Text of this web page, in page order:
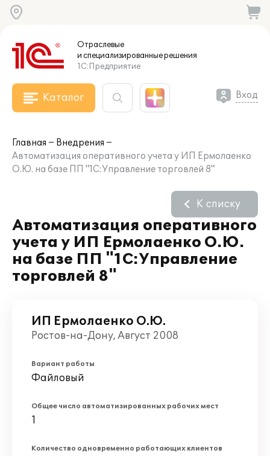
Отраслевые
и специализированныерешения
1С:Предприятие
Каталог Вход
Главная
Внедрения
Автоматизация оперативного учета у ИП Ермолаенко
О.Ю. на базе ПП "1С:Управление торговлей 8"
Автоматизация оперативного
учета у ИП Ермолаенко О.Ю.
на базе ПП "1С:Управление
торговлей 8"
К списку
ИП Ермолаенко О.Ю.
Ростов-на-Дону, Август 2008
Вариант работы
Файловый
Общее число автоматизированных рабочих мест
1
Количество одновременно работающих клиентов